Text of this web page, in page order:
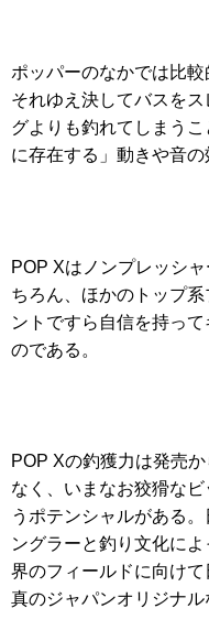
ポッパーのなかでは比較
それゆえ決してバスを
グよりも釣れてしまう
に存在する」動きや音の
POP Xはノンプレッシ
ちろん、ほかのトップ
ントですら自信を持っ
のである。
POP Xの釣獲力は発売
なく、いまなお狡猾な
うポテンシャルがある
ングラーと釣り文化に
界のフィールドに向けて
真のジャパンオリジナル